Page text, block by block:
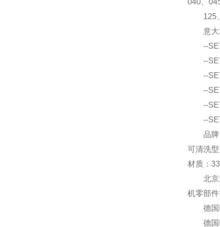
040、
125、
意大利
--
--
--
--
--
--
品牌：
可清洗
材质：
北京汉
机零部
德国
德国